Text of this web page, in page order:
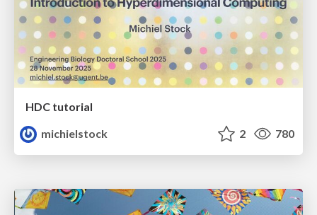
HDC tutorial
michielstock
2 780